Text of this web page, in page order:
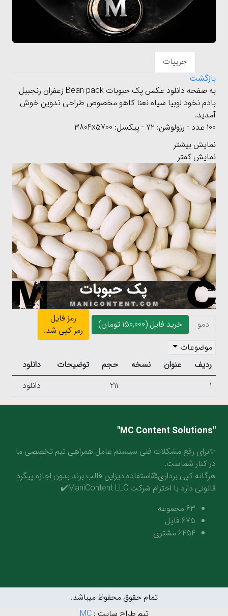
جزییات
بازگشت
به صفحه دانلود عکس پک حبوبات Bean pack زعفران رنجبیل
بادم نخود لوبیا سیاه نعنا کاهو مخصوص طراحی تدوین خوش
آمدید.
100 عدد - رزولوشن: 72 - پیکسل: 3804x5700
نمایش بیشتر
نمایش کمتر
دمو خرید فایل (150,000 تومان)
رمز فایل
رمز کپی شد.
موضوعات
ردیف
عنوان نسخه حجم توضیحات
دانلود
1
211 دانلود
"MC Content Solutions"
✨برای رفع مشکلات فنی سیستم عامل همراهی تیم تخصصی ما
در کنار شماست.
هرگانه کپی برداری⚖️استفاده دیزاین قالب برند بدون اجازه پیگرد
قانونی دارد با احترام شرکت ManiContent LLC✔️
63مجموعه
675 فایل
6454مشتری
تمام حقوق محفوظ میباشد.